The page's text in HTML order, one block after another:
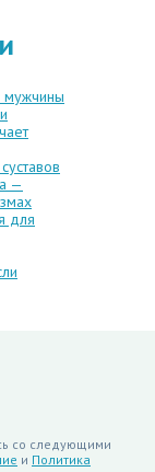
мужчины
—
для
со следующими
и Политика